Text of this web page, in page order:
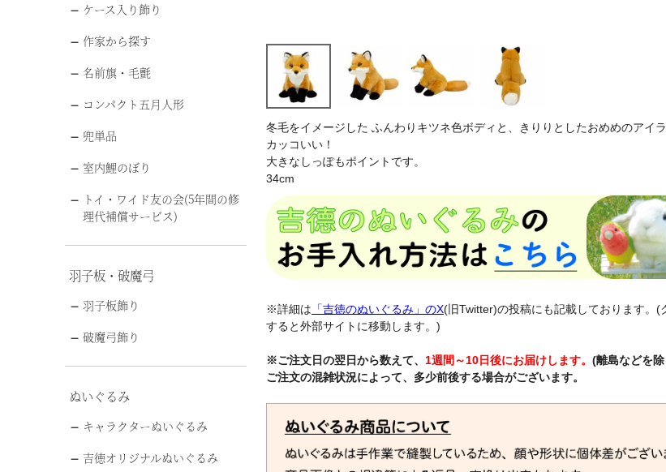
ケース入り飾り
作家から探す
名前旗・毛氈
コンパクト五月人形
兜単品
室内鯉のぼり
トイ・ワイド友の会(5年間の修
理代補償サービス)
羽子板・破魔弓
羽子板飾り
破魔弓飾り
ぬいぐるみ
キャラクターぬいぐるみ
吉徳オリジナルぬいぐるみ
冬毛をイメージした ふんわりキツネ色ボディと、きりりとしたおめめのアイ
カッコいい！
大きなしっぽもポイントです。
34cm
※詳細は 「吉徳のぬいぐるみ」のX(旧Twitter)の投稿にも記載しております。(
すると外部サイトに移動します。)
※ご注文日の翌日から数えて、 1週間～10日後にお届けします。 (離島などを
ご注文の混雑状況によって、多少前後する場合がございます。